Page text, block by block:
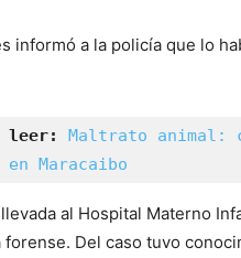
informó a la policía que lo
leer:
Maltrato animal:
en Maracaibo
al Hospital Materno
Del caso tuvo